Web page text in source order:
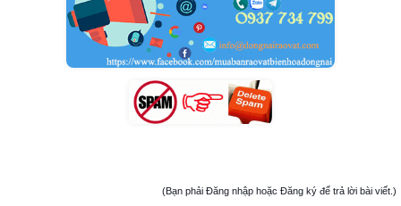
(Bạn phải Đăng nhập hoặc Đăng ký để trả lời bài viết.)